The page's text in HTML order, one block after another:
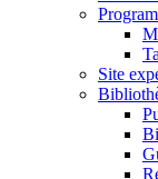
Site